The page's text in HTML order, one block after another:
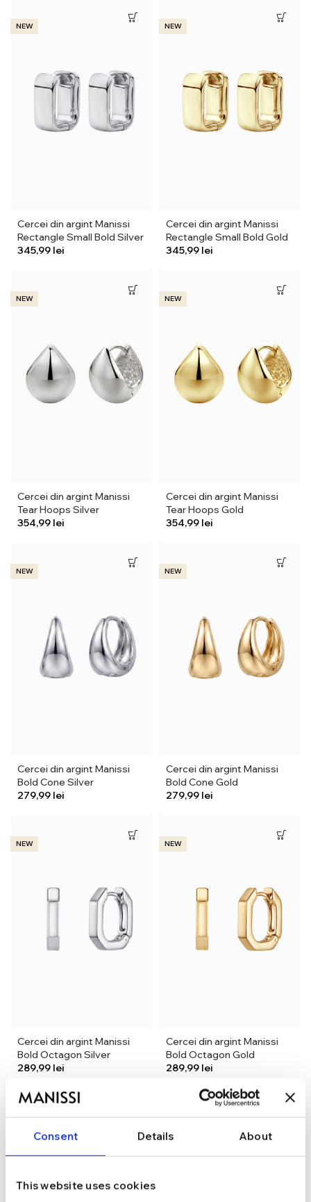
Consent Details About
This website uses cookies
NEW
Cercei din argint Manissi
Rectangle Small Bold Silver
lei
NEW
Cercei din argint Manissi
Rectangle Small Bold Gold
lei
NEW
Cercei din argint Manissi
Tear Hoops Silver
lei
NEW
Cercei din argint Manissi
Tear Hoops Gold
lei
NEW
Cercei din argint Manissi
Bold Cone Silver
lei
NEW
Cercei din argint Manissi
Bold Cone Gold
lei
NEW
Cercei din argint Manissi
Bold Octagon Silver
lei
NEW
Cercei din argint Manissi
Bold Octagon Gold
lei
NEW NEW